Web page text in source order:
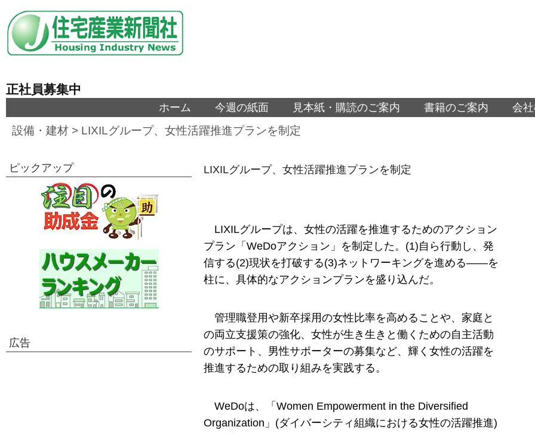
正社員募集中
ホーム 今週の紙面 見本紙・購読のご案内 書籍のご案内 会
設備・建材 > LIXILグループ、女性活躍推進プランを制定
LIXILグループ、女性活躍推進プランを制定
LIXILグループは、女性の活躍を推進するためのアクション
プラン「WeDoアクション」を制定した。(1)自ら行動し、発
信する(2)現状を打破する(3)ネットワーキングを進める――を
柱に、具体的なアクションプランを盛り込んだ。
管理職登用や新卒採用の女性比率を高めることや、家庭と
の両立支援策の強化、女性が生き生きと働くための自主活動
のサポート、男性サポーターの募集など、輝く女性の活躍を
推進するための取り組みを実践する。
WeDoは、「Women Empowerment in the Diversified
Organization」(ダイバーシティ組織における女性の活躍推進)
ピックアップ
広告